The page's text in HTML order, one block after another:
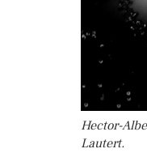
Hector-
Lautert.